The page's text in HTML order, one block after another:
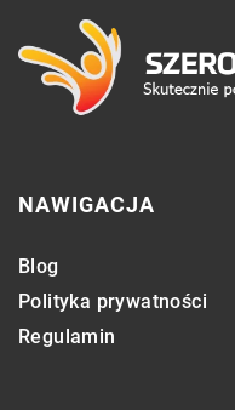
NAWIGACJA
Blog
Polityka prywatności
Regulamin